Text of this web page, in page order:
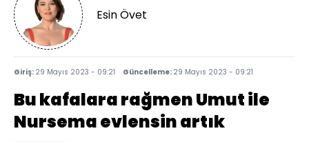
Esin Övet
Giriş: 29 Mayıs 2023 - 09:21 Güncelleme: 29 Mayıs 2023 - 09:21
Bu kafalara rağmen Umut ile
Nursema evlensin artık